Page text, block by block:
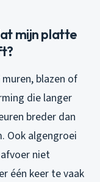
mijn platte
blazen of
die langer
breder dan
Ook algengroei
niet
één keer te vaak